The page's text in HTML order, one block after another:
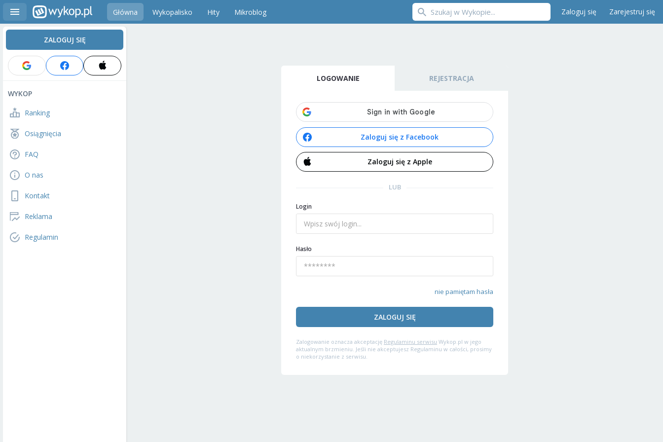
Główna Wykopalisko Hity Mikroblog Zaloguj się Zarejestruj się
ZALOGUJ SIĘ
WYKOP
Ranking
Osiągnięcia
FAQ
O nas
Kontakt
Reklama
Regulamin
LOGOWANIE REJESTRACJA
Zaloguj się z Facebook
Zaloguj się z Apple
LUB
Login
Hasło
nie pamiętam hasła
ZALOGUJ SIĘ
Zalogowanie oznacza akceptację Regulaminu serwisu Wykop.pl w jego
aktualnym brzmieniu. Jeśli nie akceptujesz Regulaminu w całości, prosimy
o niekorzystanie z serwisu.